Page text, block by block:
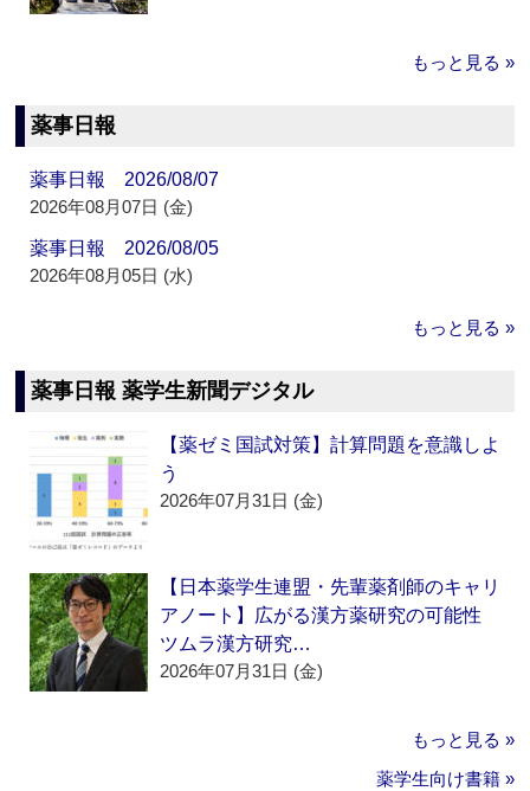
もっと見る »
薬事日報
薬事日報 2026/08/07
2026年08月07日 (金)
薬事日報 2026/08/05
2026年08月05日 (水)
もっと見る »
薬事日報 薬学生新聞デジタル
【薬ゼミ国試対策】計算問題を意識しよ
う
2026年07月31日 (金)
【日本薬学生連盟・先輩薬剤師のキャリ
アノート】広がる漢方薬研究の可能性
ツムラ漢方研究…
2026年07月31日 (金)
もっと見る »
薬学生向け書籍 »